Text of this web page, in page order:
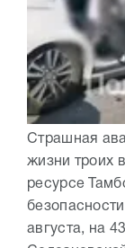
Страшная
жизни троих
ресурсе
августа, на